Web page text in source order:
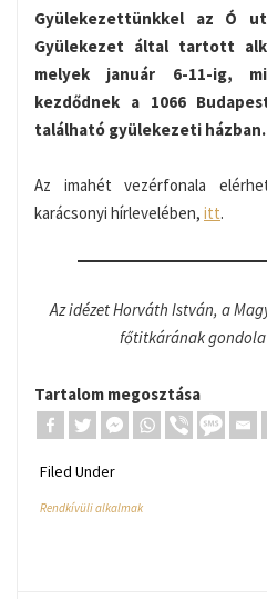
Gyülekezettünkkel az Ó
Gyülekezet által tartott
melyek január 6-11-ig,
kezdődnek a 1066
található gyülekezeti házban.
Az imahét vezérfonala
karácsonyi hírlevelében, itt.
Az idézet Horváth István, a
főtitkárának
Tartalom megosztása
Filed Under
Rendkívüli alkalmak